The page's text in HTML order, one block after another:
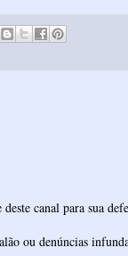
canal para sua
ou denúncias